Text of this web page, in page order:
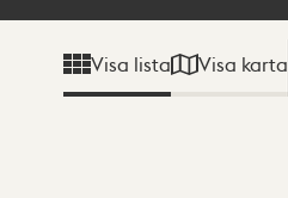
Visa lista Visa karta